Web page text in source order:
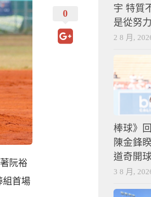
阮裕
組首場
0
宇 特質
是從努
2 8 月,
棒球》
陳金鋒
道奇開球
3 8 月,